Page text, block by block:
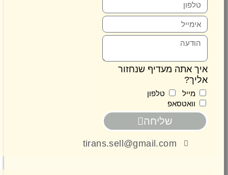
אתה מעדיף שנחזור
טלפון
וואטסאפ
tirans.sell@gmail.com